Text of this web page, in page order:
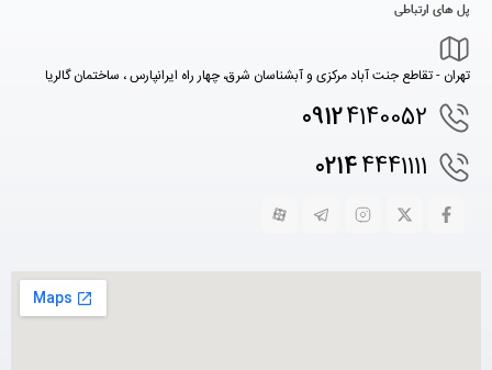
پل های ارتباطی
تهران - تقاطع جنت آباد مرکزی و آبشناسان شرق، چهار راه ایرانپارس ، ساختمان گالریا
09124140052
02144441111